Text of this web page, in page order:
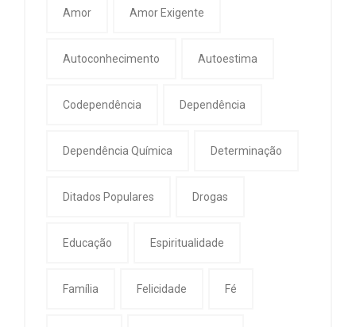
Amor Amor Exigente
Autoconhecimento Autoestima
Codependência Dependência
Dependência Química Determinação
Ditados Populares Drogas
Educação Espiritualidade
Família Felicidade Fé